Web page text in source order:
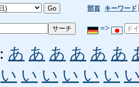
部首 キーワード
=>
: あ あ あ あ あ あ
い い い い い い